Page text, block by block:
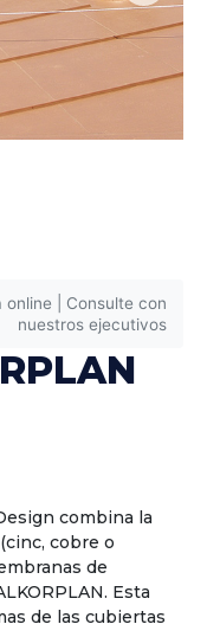
online | Consulte con
nuestros ejecutivos
combina la
cobre o
de
Esta
de las cubiertas